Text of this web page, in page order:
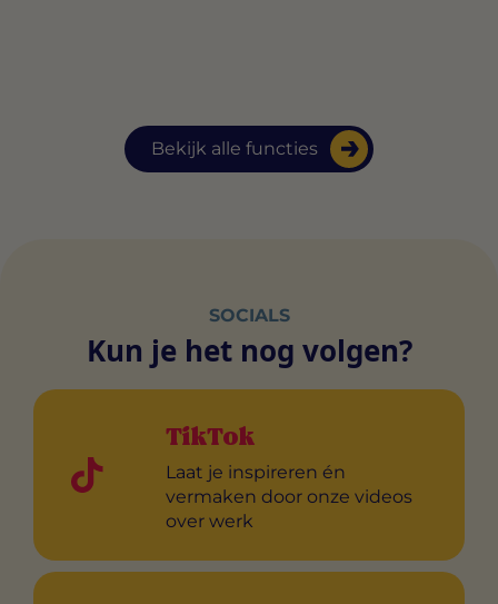
Bekijk alle functies
SOCIALS
Kun je het nog volgen?
TikTok
Laat je inspireren én
vermaken door onze videos
over werk